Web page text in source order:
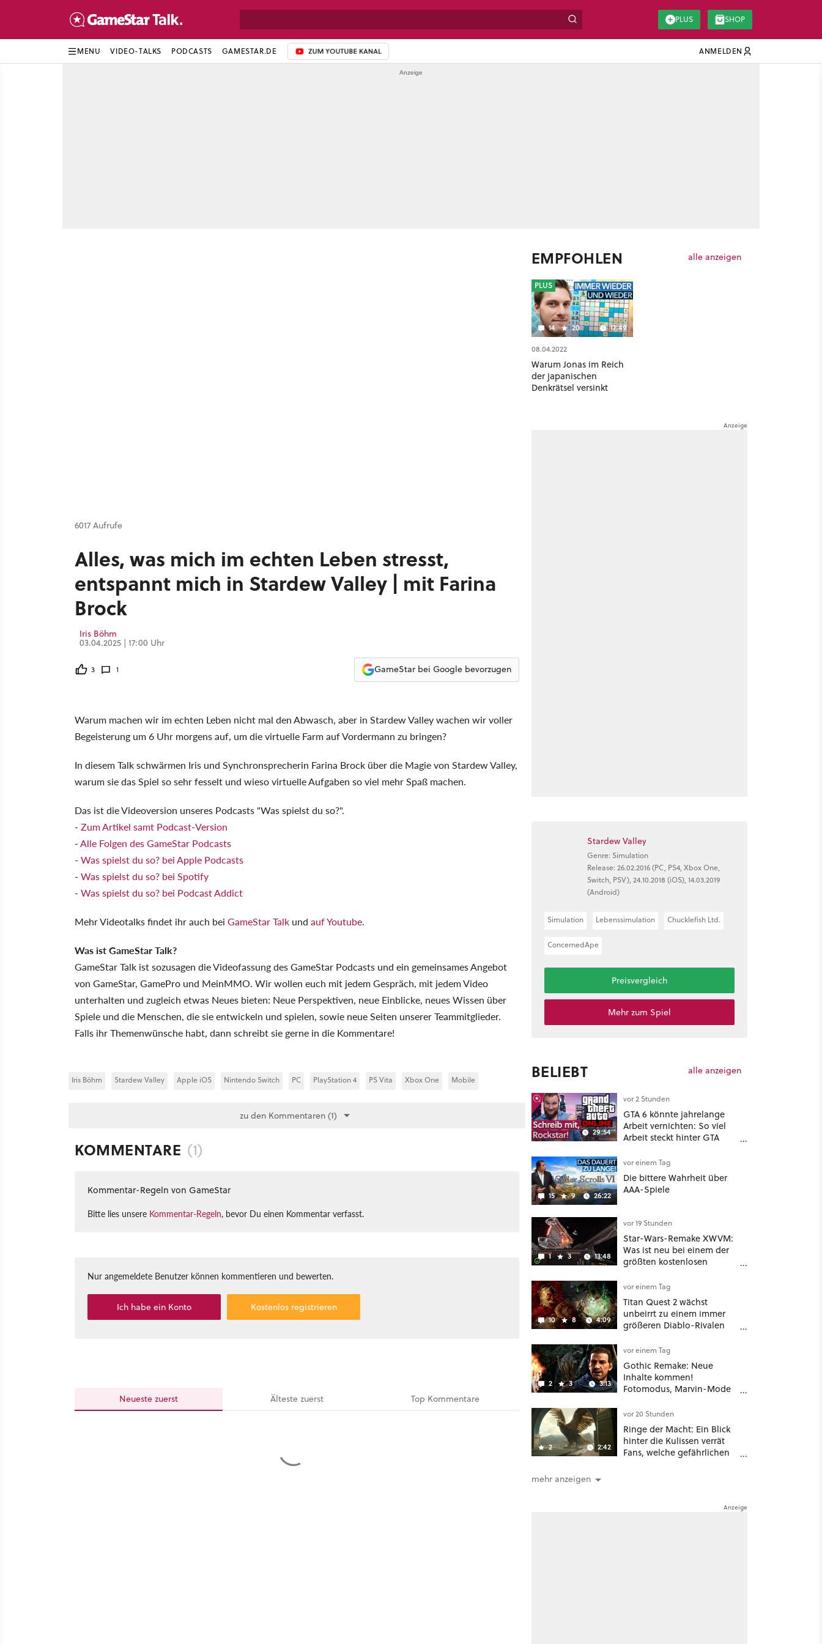
PLUS SHOP
MENU VIDEO-TALKS PODCASTS GAMESTAR.DE ZUM YOUTUBE-KANAL ANMELDEN
6017 Aufrufe
Alles, was mich im echten Leben stresst,
entspannt mich in Stardew Valley | mit Farina
Brock
Iris Böhm
03.04.2025 | 17:00 Uhr
3 1 GameStar bei Google bevorzugen
Warum machen wir im echten Leben nicht mal den Abwasch, aber in Stardew Valley wachen wir voller
Begeisterung um 6 Uhr morgens auf, um die virtuelle Farm auf Vordermann zu bringen?
In diesem Talk schwärmen Iris und Synchronsprecherin Farina Brock über die Magie von Stardew Valley,
warum sie das Spiel so sehr fesselt und wieso virtuelle Aufgaben so viel mehr Spaß machen.
Das ist die Videoversion unseres Podcasts "Was spielst du so?".
- Zum Artikel samt Podcast-Version
-Alle Folgen des GameStar Podcasts
- Was spielst du so? bei Apple Podcasts
- Was spielst du so? bei Spotify
- Was spielst du so? bei Podcast Addict
Mehr Videotalks findet ihr auch bei GameStar Talk und auf Youtube.
Was ist GameStar Talk?
GameStar Talk ist sozusagen die Videofassung des GameStar Podcasts und ein gemeinsames Angebot
von GameStar, GamePro und MeinMMO. Wir wollen euch mit jedem Gespräch, mit jedem Video
unterhalten und zugleich etwas Neues bieten: Neue Perspektiven, neue Einblicke, neues Wissen über
Spiele und die Menschen, die sie entwickeln und spielen, sowie neue Seiten unserer Teammitglieder.
Falls ihr Themenwünsche habt, dann schreibt sie gerne in die Kommentare!
Iris Böhm Stardew Valley Apple iOS Nintendo Switch PC PlayStation 4 PS Vita Xbox One Mobile
zu den Kommentaren (1)
KOMMENTARE (1)
Kommentar-Regeln von GameStar
Bitte lies unsere Kommentar-Regeln, bevor Du einen Kommentar verfasst.
Nur angemeldete Benutzer können kommentieren und bewerten.
Ich habe ein Konto Kostenlos registrieren
Neueste zuerst Ältestezuerst Top Kommentare
EMPFOHLEN alle anzeigen
14 20 17:49
PLUS
08.04.2022
Warum Jonas im Reich
der japanischen
Denkrätsel versinkt
Stardew Valley
Genre: Simulation
Release: 26.02.2016 (PC, PS4, Xbox One,
Switch, PSV), 24.10.2018 (iOS), 14.03.2019
(Android)
Simulation Lebenssimulation Chucklefish Ltd.
ConcernedApe
Preisvergleich
Mehr zum Spiel
BELIEBT alle anzeigen
29:54
vor 2 Stunden
GTA 6 könnte jahrelange
Arbeit vernichten: So viel
Arbeit steckt hinter GTA
15 9 26:22
vor einem Tag
Die bittere Wahrheit über
AAA-Spiele
1 3 13:48
vor 19 Stunden
Star-Wars-Remake XWVM:
Was ist neu bei einem der
größten kostenlosen
10 8 4:09
vor einem Tag
Titan Quest 2 wächst
unbeirrt zu einem immer
größeren Diablo-Rivalen
sogar eine richtige
Beschwörer-Klasse
2 3 3:13
vor einem Tag
Gothic Remake: Neue
Inhalte kommen!
Fotomodus, Marvin-Mode
2 2:42
vor 20 Stunden
Ringe der Macht: Ein Blick
hinter die Kulissen verrät
Fans, welche gefährlichen
mehr anzeigen